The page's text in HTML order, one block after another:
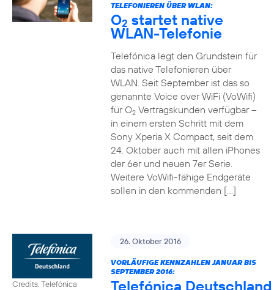
TELEFONIEREN ÜBER WLAN:
O2 startet native
WLAN-Telefonie
Telefónica legt den Grundstein für
das native Telefonieren über
WLAN. Seit September ist das so
genannte Voice over WiFi (VoWifi)
für O2Vertragskunden verfügbar –
in einem ersten Schritt mit dem
Sony Xperia X Compact, seit dem
24. Oktober auch mit allen iPhones
der 6er und neuen 7er Serie.
Weitere VoWifi-fähige Endgeräte
sollen in den kommenden […]
Credits: Telefónica
26. Oktober 2016
VORLÄUFIGE KENNZAHLEN JANUAR BIS
SEPTEMBER 2016:
Telefónica Deutschland